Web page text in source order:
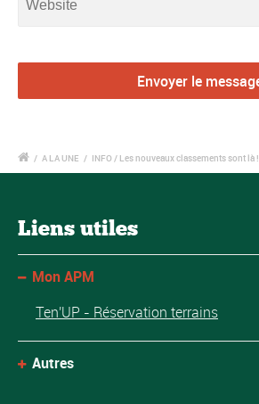
/ A LA UNE / INFO / Les nouveaux classements sont là !
Liens utiles
Mon APM
Ten'UP - Réservation terrains
Autres